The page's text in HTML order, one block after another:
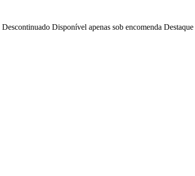
Descontinuado Disponível apenas sob encomenda Destaque